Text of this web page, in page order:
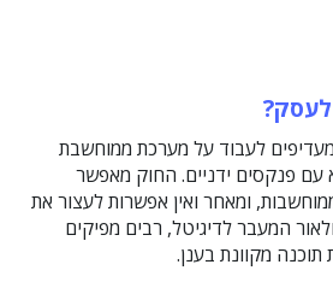
לעסק?
לעבוד על מערכת ממוחשבת
פנקסים ידניים. החוק מאפשר
ומאחר ואין אפשרות לעצור את
המעבר לדיגיטל, רבים מפיקים
מקוונת בענן.